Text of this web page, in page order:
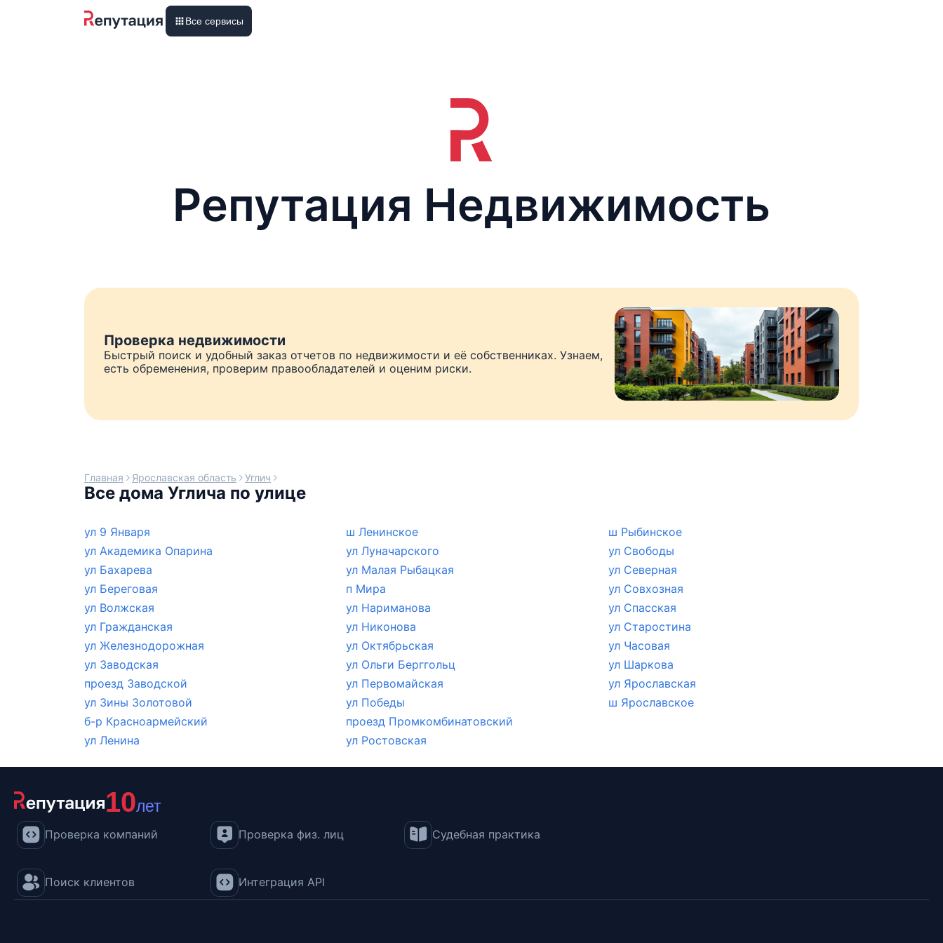
Все сервисы
Репутация Недвижимость
Проверка недвижимости
Быстрый поиск и удобный заказ отчетов по недвижимости и её собственниках. Узнаем,
есть обременения, проверим правообладателей и оценим риски.
Главная Ярославская область Углич
Все дома Углича по улице
ул 9 Января
ул Академика Опарина
ул Бахарева
ул Береговая
ул Волжская
ул Гражданская
ул Железнодорожная
ул Заводская
проезд Заводской
ул Зины Золотовой
б-р Красноармейский
ул Ленина
ш Ленинское
ул Луначарского
ул Малая Рыбацкая
п Мира
ул Нариманова
ул Никонова
ул Октябрьская
ул Ольги Берггольц
ул Первомайская
ул Победы
проезд Промкомбинатовский
ул Ростовская
ш Рыбинское
ул Свободы
ул Северная
ул Совхозная
ул Спасская
ул Старостина
ул Часовая
ул Шаркова
ул Ярославская
ш Ярославское
10лет
Проверка компаний Проверка физ. лиц Судебная практика
Поиск клиентов Интеграция API